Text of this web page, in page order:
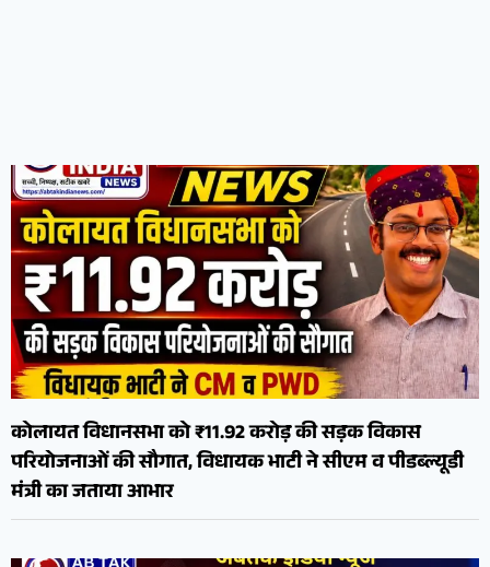
कोलायत विधानसभा को ₹11.92 करोड़ की सड़क विकास
परियोजनाओं की सौगात, विधायक भाटी ने सीएम व पीडब्ल्यूडी
मंत्री का जताया आभार